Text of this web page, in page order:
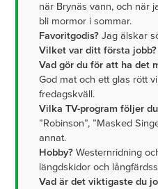
när Brynäs vann, och när
bli mormor i sommar.
Favoritgodis? Jag älskar
Vilket var ditt första jobb?
Vad gör du för att ha det
God mat och ett glas rött
fredagskväll.
Vilka TV-program följer
”Robinson”, ”Masked
annat.
Hobby? Westernridning
längdskidor och
Vad är det viktigaste du